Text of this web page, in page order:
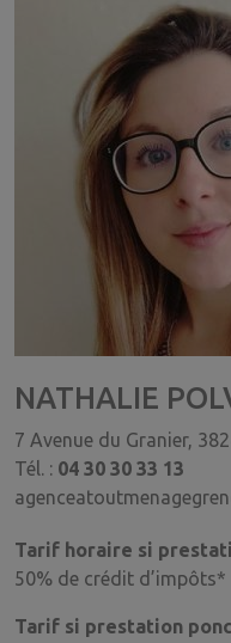
NATHALIE
7 Avenue du Granier,
Tél. : 04 30 30 33 13
Tarif horaire si
50% de crédit d’impôts*
Tarif si prestation